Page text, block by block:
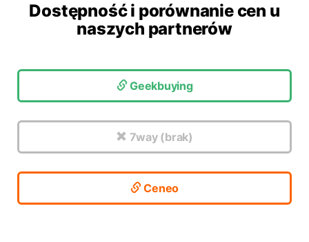
Dostępność i porównanie cen u
naszych partnerów
Geekbuying
7way (brak)
Ceneo